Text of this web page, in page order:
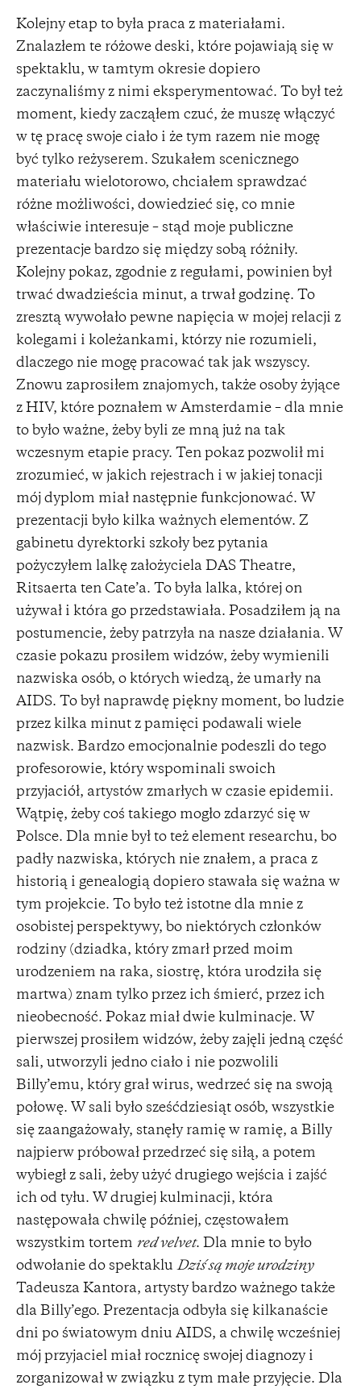
Kolejny etap to była praca z materiałami.
Znalazłem te różowe deski, które pojawiają się w
spektaklu, w tamtym okresie dopiero
zaczynaliśmy z nimi eksperymentować. To był też
moment, kiedy zacząłem czuć, że muszę włączyć
w tę pracę swoje ciało i że tym razem nie mogę
być tylko reżyserem. Szukałem scenicznego
materiału wielotorowo, chciałem sprawdzać
różne możliwości, dowiedzieć się, co mnie
właściwie interesuje – stąd moje publiczne
prezentacje bardzo się między sobą różniły.
Kolejny pokaz, zgodnie z regułami, powinien był
trwać dwadzieścia minut, a trwał godzinę. To
zresztą wywołało pewne napięcia w mojej relacji z
kolegami i koleżankami, którzy nie rozumieli,
dlaczego nie mogę pracować tak jak wszyscy.
Znowu zaprosiłem znajomych, także osoby żyjące
z HIV, które poznałem w Amsterdamie – dla mnie
to było ważne, żeby byli ze mną już na tak
wczesnym etapie pracy. Ten pokaz pozwolił mi
zrozumieć, w jakich rejestrach i w jakiej tonacji
mój dyplom miał następnie funkcjonować. W
prezentacji było kilka ważnych elementów. Z
gabinetu dyrektorki szkoły bez pytania
pożyczyłem lalkę założyciela DAS Theatre,
Ritsaerta ten Cate’a. To była lalka, której on
używał i która go przedstawiała. Posadziłem ją na
postumencie, żeby patrzyła na nasze działania. W
czasie pokazu prosiłem widzów, żeby wymienili
nazwiska osób, o których wiedzą, że umarły na
AIDS. To był naprawdę piękny moment, bo ludzie
przez kilka minut z pamięci podawali wiele
nazwisk. Bardzo emocjonalnie podeszli do tego
profesorowie, który wspominali swoich
przyjaciół, artystów zmarłych w czasie epidemii.
Wątpię, żeby coś takiego mogło zdarzyć się w
Polsce. Dla mnie był to też element researchu, bo
padły nazwiska, których nie znałem, a praca z
historią i genealogią dopiero stawała się ważna w
tym projekcie. To było też istotne dla mnie z
osobistej perspektywy, bo niektórych członków
rodziny (dziadka, który zmarł przed moim
urodzeniem na raka, siostrę, która urodziła się
martwa) znam tylko przez ich śmierć, przez ich
nieobecność. Pokaz miał dwie kulminacje. W
pierwszej prosiłem widzów, żeby zajęli jedną część
sali, utworzyli jedno ciało i nie pozwolili
Billy’emu, który grał wirus, wedrzeć się na swoją
połowę. W sali było sześćdziesiąt osób, wszystkie
się zaangażowały, stanęły ramię w ramię, a Billy
najpierw próbował przedrzeć się siłą, a potem
wybiegł z sali, żeby użyć drugiego wejścia i zajść
ich od tyłu. W drugiej kulminacji, która
następowała chwilę później, częstowałem
wszystkim tortem red velvet. Dla mnie to było
odwołanie do spektaklu Dziś są moje urodziny
Tadeusza Kantora, artysty bardzo ważnego także
dla Billy’ego. Prezentacja odbyła się kilkanaście
dni po światowym dniu AIDS, a chwilę wcześniej
mój przyjaciel miał rocznicę swojej diagnozy i
zorganizował w związku z tym małe przyjęcie. Dla